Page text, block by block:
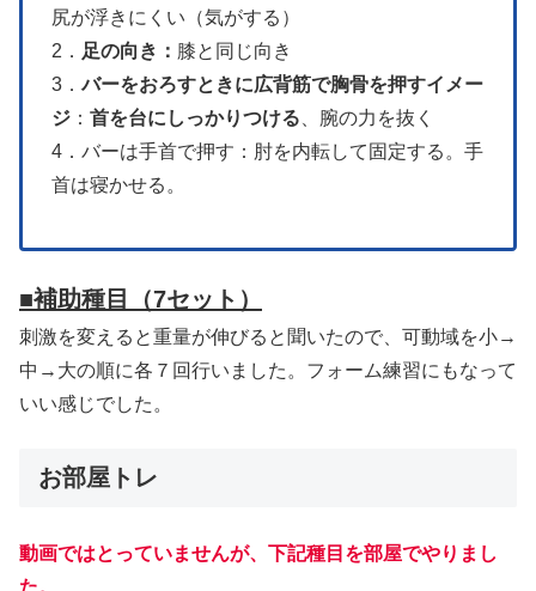
尻が浮きにくい（気がする）
2． 足の向き： 膝と同じ向き
3．バーをおろすときに広背筋で胸骨を押すイメー
ジ ： 首を台にしっかりつける 、腕の力を抜く
4．バーは手首で押す：肘を内転して固定する。手
首は寝かせる。
■補助種目 （7セット）
刺激を変えると重量が伸びると聞いたので、可動域を小→
中→大の順に各７回行いました。フォーム練習にもなって
いい感じでした。
お部屋トレ
動画ではとっていませんが、下記種目を部屋でやりまし
た。